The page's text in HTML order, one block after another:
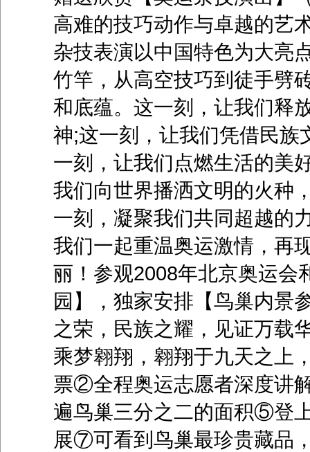
高难的技巧动作与卓越的艺
杂技表演以中国特色为大亮
竹竿，从高空技巧到徒手劈
和底蕴。这一刻，让我们释
神;这一刻，让我们凭借民族
一刻，让我们点燃生活的美
我们向世界播洒文明的火种
一刻，凝聚我们共同超越
我们一起重温奥运激情，再
丽！参观2008年北京奥运会
园】，独家安排【鸟巢内景
之荣，民族之耀，见证万载
乘梦翱翔，翱翔于九天之上
票②全程奥运志愿者深度讲
遍鸟巢三分之二的面积⑤登
展⑦可看到鸟巢最珍贵藏品